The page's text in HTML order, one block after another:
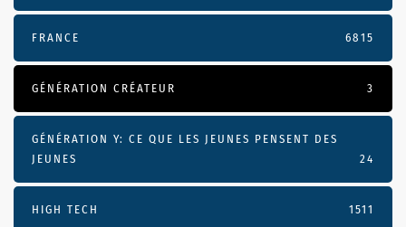
FRANCE 6815
GÉNÉRATION CRÉATEUR 3
GÉNÉRATION Y: CE QUE LES JEUNES PENSENT DES
JEUNES
24
HIGH TECH 1511